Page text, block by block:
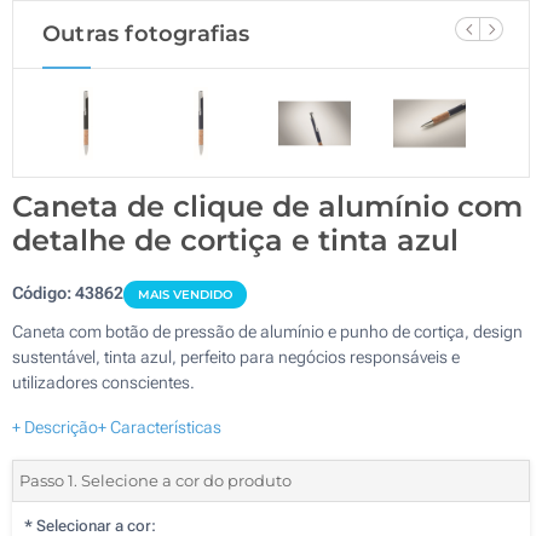
Outras fotografias
Caneta de clique de alumínio com
detalhe de cortiça e tinta azul
Código:43862 MAIS VENDIDO
Caneta com botão de pressão de alumínio e punho de cortiça, design
sustentável, tinta azul, perfeito para negócios responsáveis e
utilizadores conscientes.
+ Descrição+ Características
Passo 1. Selecione a cor do produto
* Selecionar a cor: